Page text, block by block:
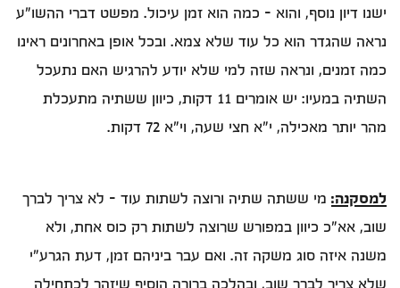
ישנו דיון נוסף, והוא - כמה הוא זמן עיכול. מפשט דברי ההשו"ע
נראה שהגדר הוא כל עוד שלא צמא. ובכל אופן באחרונים ראינו
כמה זמנים, ונראה שזה למי שלא יודע להרגיש האם נתעכל
השתיה במעיו: יש אומרים 11 דקות, כיוון ששתיה מתעכלת
מהר יותר מאכילה, י"א חצי שעה, וי"א 72 דקות.
למסקנה: מי ששתה שתיה ורוצה לשתות עוד – לא צריך לברך
שוב, אא"כ כיוון במפורש שרוצה לשתות רק כוס אחת, ולא
משנה איזה סוג משקה זה. ואם עבר ביניהם זמן, דעת הגרע"י
שלא צריך לברך שוב, ובהלכה ברורה הוסיף שיזהר לכתחילה